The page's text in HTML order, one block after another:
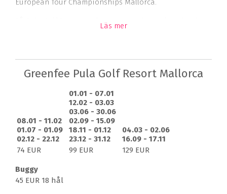
European Tour Championships Mallorca.
På Pula Golf Resort är du garanterad en avkopplande
Golfbana
1995, men mellan 2004 och 2006 erhölls en
totalrenovering av golfarkitekten José María Olazábal
för att uppfylla internationella och professionella krav.
Golfbanan har nu blivit en stor och trevlig par 72
golfbana, där du från 14 hål har utsikt över green från
teen. Golfbanan är utmanande och krävande, men
nivå. Tee-områdena erbjuder fler valmöjligheter
beroende på hur stor utmaning du är ute efter.
Läs mer
Greenfee Pula Golf Resort Mallorca
08.01 - 11.02
01.07 - 01.09
02.12 - 22.12
01.01 - 07.01
12.02 - 03.03
03.06 - 30.06
02.09 - 15.09
18.11 - 01.12
23.12 - 31.12
04.03 - 02.06
16.09 - 17.11
74 EUR
99 EUR 129 EUR
Buggy
45 EUR 18 hål